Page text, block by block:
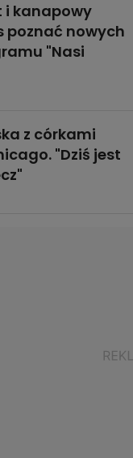
i kanapowy
poznać nowych
"Nasi
z córkami
"Dziś jest